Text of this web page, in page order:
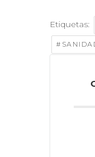
Etiquetas: